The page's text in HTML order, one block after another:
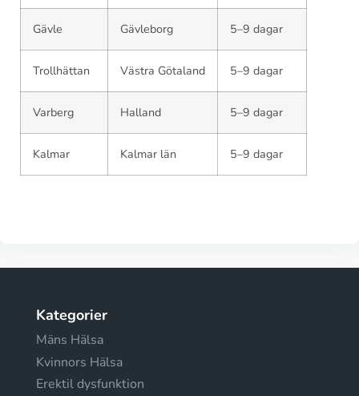
Gävle Gävleborg 5–9 dagar
Trollhättan Västra Götaland 5–9 dagar
Varberg Halland 5–9 dagar
Kalmar Kalmar län 5–9 dagar
Kategorier
Mäns Hälsa
Kvinnors Hälsa
Erektil dysfunktion